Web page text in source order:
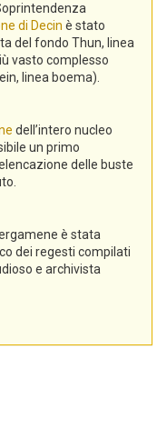
di Decin è stato
del fondo Thun, linea
vasto complesso
linea boema).
dell’intero nucleo
un primo
delle buste
è stata
dei regesti compilati
e archivista